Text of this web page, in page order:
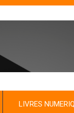
LIVRES